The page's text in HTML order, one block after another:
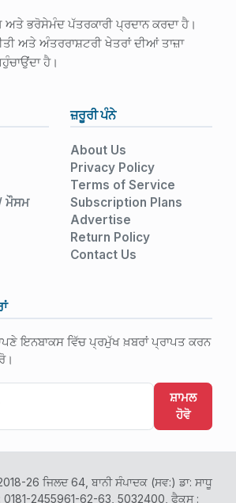
ਭਰੋਸੇਮੰਦ ਪੱਤਰਕਾਰੀ ਪ੍ਰਦਾਨ ਕਰਦਾ ਹੈ।
ਅਤੇ ਅੰਤਰਰਾਸ਼ਟਰੀ ਖੇਤਰਾਂ ਦੀਆਂ ਤਾਜ਼ਾ
ਹੈ।
ਮੌਸਮ
ਜ਼ਰੂਰੀ ਪੰਨੇ
About Us
Privacy Policy
Terms of Service
Subscription Plans
Advertise
Return Policy
Contact Us
ਇਨਬਾਕਸ ਵਿੱਚ ਪ੍ਰਮੁੱਖ ਖ਼ਬਰਾਂ ਪ੍ਰਾਪਤ ਕਰਨ
ਸ਼ਾਮਲ
ਹੋਵੋ
26 ਜਿਲਦ 64, ਬਾਨੀ ਸੰਪਾਦਕ (ਸਵ:) ਡਾ: ਸਾਧੂ
2455961-62-63, 5032400, ਫੈਕਸ :